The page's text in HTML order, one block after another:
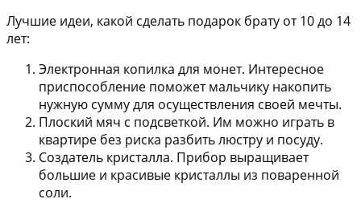
Лучшие идеи, какой сделать подарок брату от 10 до 14
лет:
Электронная копилка для монет. Интересное
приспособление поможет мальчику накопить
нужную сумму для осуществления своей мечты.
Плоский мяч с подсветкой. Им можно играть в
квартире без риска разбить люстру и посуду.
Создатель кристалла. Прибор выращивает
большие и красивые кристаллы из поваренной
соли.